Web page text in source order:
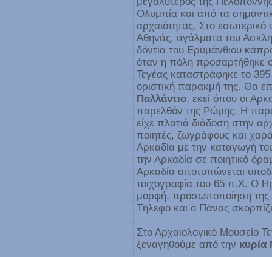
Ολυμπία και από τα
αρχαιότητας. Στο
Αθηνάς, αγάλματα του
δόντια του Ερυμάνθιου
όταν η πόλη προσαρτήθηκε
Τεγέας καταστράφηκε το
οριστική παρακμή της. Θα
Παλλάντιο, εκεί όπου οι
παρελθόν της Ρώμης. Η
είχε πλατιά διάδοση στην
ποιητές, ζωγράφους και
Αρκαδία με την καταγωγή
την Αρκαδία σε ποιητικό
Αρκαδία αποτυπώνεται
τοιχογραφία του 65 π.Χ. Ο
μορφή, προσωποποίηση της
Τήλεφο και ο Πάνας
Στο Αρχαιολογικό Μουσείο
ξεναγηθούμε από την κυρία